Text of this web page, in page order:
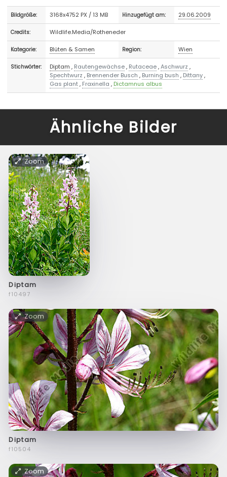
Bildgröße: 3168x4752 PX / 13 MB Hinzugefügt am: 29.06.2009
Credits: Wildlife.Media/Rotheneder
Kategorie: Blüten & Samen Region: Wien
Stichwörter: Diptam , Rautengewächse, Rutaceae,Aschwurz ,
Spechtwurz , Brennender Busch , Burning bush , Dittany,
Gas plant, Fraxinella , Dictamnus albus
Ähnliche Bilder
Zoom
Diptam
f10497
Zoom
Diptam
f10504
Zoom